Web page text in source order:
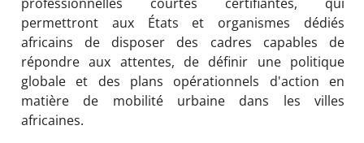
permettront aux États et organismes dédiés
africains de disposer des cadres capables de
répondre aux attentes, de définir une politique
globale et des plans opérationnels d'action en
matière de mobilité urbaine dans les villes
africaines.